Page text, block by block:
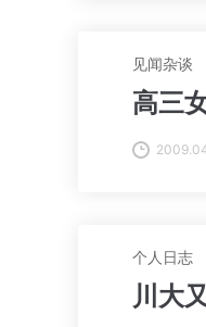
见闻杂谈
高三
个人日志
川大